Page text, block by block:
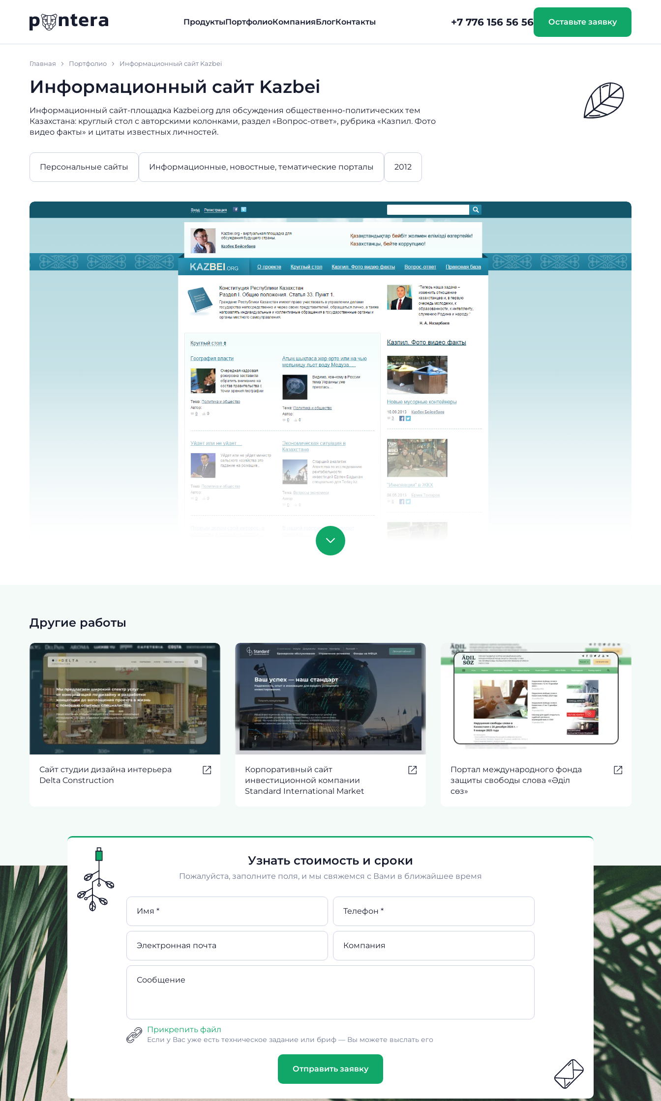
ПродуктыПортфолиоКомпанияБлогКонтакты +7 776 156 56 56 Оставьте заявку
Главная Портфолио Информационный сайт Kazbei
Информационный сайт Kazbei
Информационный сайт-площадка Kazbei.org для обсуждения общественно-политических тем
Казахстана: круглый стол с авторскими колонками, раздел «Вопрос-ответ», рубрика «Казпил. Фото
видео факты» и цитаты известных личностей.
Персональные сайты Информационные, новостные, тематические порталы 2012
Другие работы
Сайт студии дизайна интерьера
Delta Construction
Корпоративный сайт
инвестиционной компании
Standard International Market
Портал международного фонда
защиты свободы слова «Әділ
сөз»
Узнать стоимость и сроки
Пожалуйста, заполните поля, и мы свяжемся с Вами в ближайшее время
Имя * Телефон *
Электронная почта Компания
Сообщение
Прикрепить файл
Если у Вас уже есть техническое задание или бриф — Вы можете выслать его
Отправить заявку